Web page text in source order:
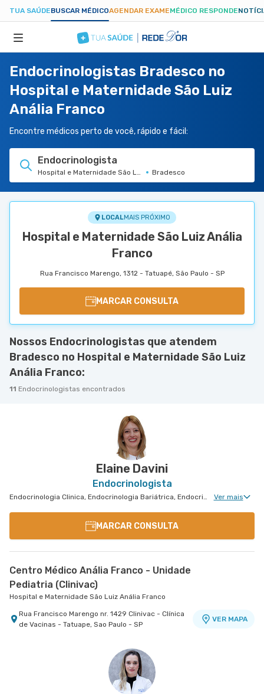
TUA SAÚDEBUSCAR MÉDICOAGENDAR EXAMEMÉDICO RESPONDE
ESPECIALIDADES
HOSPITAIS
TUASAUDE.COM
Endocrinologistas Bradesco no
Hospital e Maternidade São Luiz
Anália Franco
Encontre médicos perto de você, rápido e fácil:
Endocrinologista
Hospital e Maternidade São Luiz Anália Franco
Bradesco
LOCALMAIS PRÓXIMO
Hospital e Maternidade São Luiz Anália
Franco
Rua Francisco Marengo, 1312 - Tatuapé, São Paulo - SP
MARCAR CONSULTA
Nossos Endocrinologistas que atendem
Bradesco no Hospital e Maternidade São Luiz
Anália Franco:
11 Endocrinologistas encontrados
Elaine Davini
Endocrinologista
Endocrinologia Clinica, Endocrinologia Bariátrica, Endocrinologia Pediátrica Ver mais
MARCAR CONSULTA
Centro Médico Anália Franco - Unidade
Pediatria (Clinivac)
Hospital e Maternidade São Luiz Anália Franco
Rua Francisco Marengo nr. 1429 Clinivac - Clínica
de Vacinas - Tatuape, Sao Paulo - SP
VER MAPA